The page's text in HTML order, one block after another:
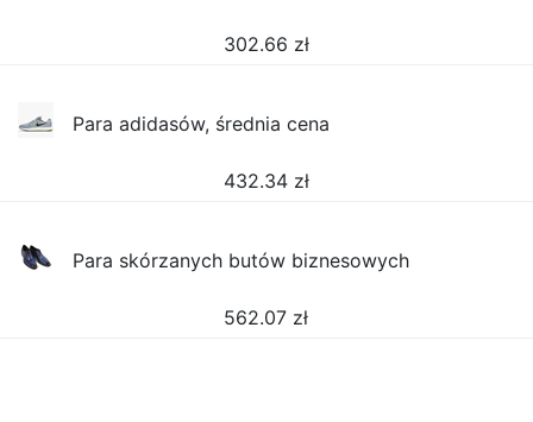
302.66 zł
Para adidasów, średnia cena
432.34 zł
Para skórzanych butów biznesowych
562.07 zł